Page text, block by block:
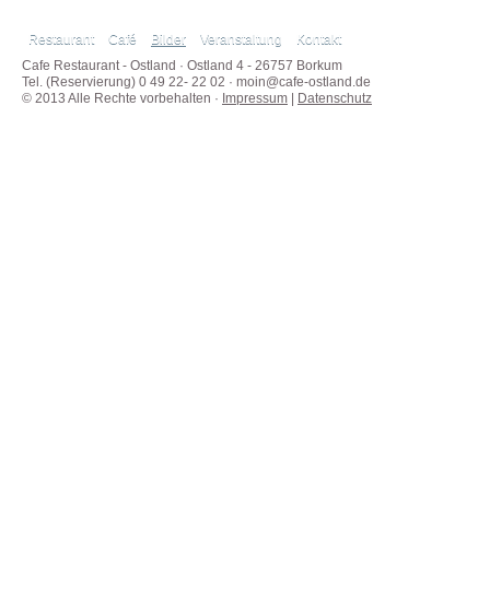
Restaurant Café Bilder Veranstaltung
Kontakt
Cafe Restaurant - Ostland · Ostland 4 - 26757 Borkum
Tel. (Reservierung) 0 49 22- 22 02 · moin@cafe-ostland.de
© 2013 Alle Rechte vorbehalten · Impressum Datenschutz